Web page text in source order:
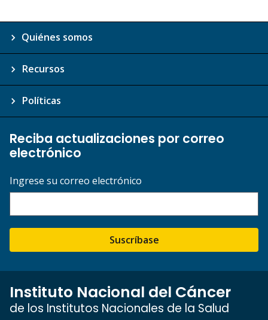
Quiénes somos
Recursos
Políticas
Reciba actualizaciones por correo
electrónico
Ingrese su correo electrónico
Suscríbase
Instituto Nacional del Cáncer
de los Institutos Nacionales de la Salud